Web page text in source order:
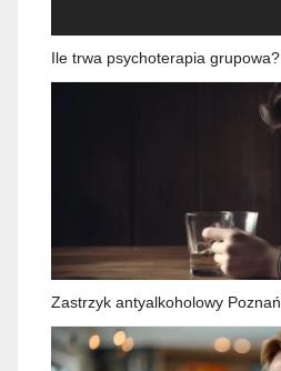
Ile trwa psychoterapia grupowa?
Zastrzyk antyalkoholowy Poznań